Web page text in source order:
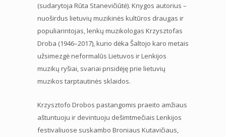
(sudarytoja Rūta Stanevičiūtė). Knygos autorius –
nuoširdus lietuvių muzikinės kultūros draugas ir
populiarintojas, lenkų muzikologas Krzysztofas
Droba (1946–2017), kurio dėka Šaltojo karo metais
užsimezgė neformalūs Lietuvos ir Lenkijos
muzikų ryšiai, svariai prisidėję prie lietuvių
muzikos tarptautinės sklaidos.
Krzysztofo Drobos pastangomis praeito amžiaus
aštuntuoju ir devintuoju dešimtmečiais Lenkijos
festivaliuose suskambo Broniaus Kutavičiaus,